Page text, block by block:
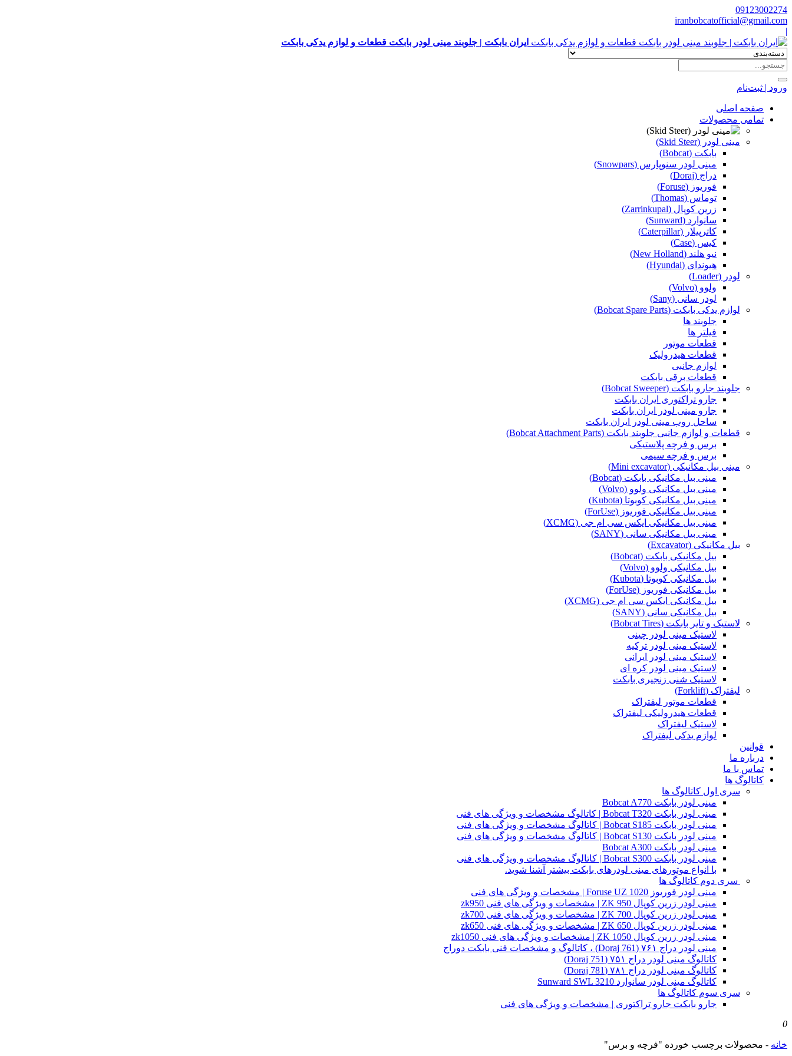
09123002274
iranbobcatofficial@gmail.com
|
ایران بابکت | جلوبند مینی لودر بابکت قطعات و لوازم یدکی بابکت
ورود | ثبت‌نام
صفحه اصلی
تمامی محصولات
مینی لودر (Skid Steer)
بابکت (Bobcat)
مینی لودر سنوپارس (Snowpars)
دراج (Doraj)
فوریوز (Foruse)
توماس (Thomas)
زرین کوپال (Zarrinkupal)
سانوارد (Sunward)
کاترپیلار (Caterpillar)
کیس (Case)
نیو هلند (New Holland)
هیوندای (Hyundai)
لودر (Loader)
ولوو (Volvo)
لودر سانی (Sany)
لوازم یدکی بابکت (Bobcat Spare Parts)
جلوبند ها
فیلتر ها
قطعات موتور
قطعات هیدرولیک
لوازم جانبی
قطعات برقی بابکت
جلوبند جارو بابکت (Bobcat Sweeper)
جارو تراکتوری ایران بابکت
جارو مینی لودر ایران بابکت
ساحل روب مینی لودر ایران بابکت
قطعات و لوازم جانبی جلوبند بابکت (Bobcat Attachment Parts)
برس و فرچه پلاستیکی
برس و فرچه سیمی
مینی بیل مکانیکی (Mini excavator)
مینی بیل مکانیکی بابکت (Bobcat)
مینی بیل مکانیکی ولوو (Volvo)
مینی بیل مکانیکی کوبوتا (Kubota)
مینی بیل مکانیکی فوریوز (ForUse)
مینی بیل مکانیکی ایکس سی ام جی (XCMG)
مینی بیل مکانیکی سانی (SANY)
بیل مکانیکی (Excavator)
بیل مکانیکی بابکت (Bobcat)
بیل مکانیکی ولوو (Volvo)
بیل مکانیکی کوبوتا (Kubota)
بیل مکانیکی فوریوز (ForUse)
بیل مکانیکی ایکس سی ام جی (XCMG)
بیل مکانیکی سانی (SANY)
لاستیک و تایر بابکت (Bobcat Tires)
لاستیک مینی لودر چینی
لاستیک مینی لودر ترکیه
لاستیک مینی لودر ایرانی
لاستیک مینی لودر کره ای
لاستیک شنی زنجیری بابکت
لیفتراک (Forklift)
قطعات موتور لیفتراک
قطعات هیدرولیکی لیفتراک
لاستیک لیفتراک
لوازم یدکی لیفتراک
قوانین
درباره ما
تماس با ما
کاتالوگ ها
سری اول کاتالوگ ها
مینی لودر بابکت Bobcat A770
مینی لودر بابکت Bobcat T320 | کاتالوگ مشخصات و ویژگی های فنی
مینی لودر بابکت Bobcat S185 | کاتالوگ مشخصات و ویژگی های فنی
مینی لودر بابکت Bobcat S130 | کاتالوگ مشخصات و ویژگی های فنی
مینی لودر بابکت Bobcat A300
مینی لودر بابکت Bobcat S300 | کاتالوگ مشخصات و ویژگی های فنی
با انواع موتورهای مینی لودرهای بابکت بیشتر آشنا شوید.
سری دوم کاتالوگ ها
مینی لودر فوریوز Foruse UZ 1020 | مشخصات و ویژگی های فنی
مینی لودر زرین کوپال ZK 950 | مشخصات و ویژگی های فنی zk950
مینی لودر زرین کوپال ZK 700 | مشخصات و ویژگی های فنی zk700
مینی لودر زرین کوپال ZK 650 | مشخصات و ویژگی های فنی zk650
مینی لودر زرین کوپال ZK 1050 | مشخصات و ویژگی های فنی zk1050
مینی لودر دراج ۷۶۱ (Doraj 761) ، کاتالوگ و مشخصات فنی بابکت دوراج
کاتالوگ مینی لودر دراج ۷۵۱ (Doraj 751)
کاتالوگ مینی لودر دراج ۷۸۱ (Doraj 781)
کاتالوگ مینی لودر سانوارد Sunward SWL 3210
سری سوم کاتالوگ ها
جارو بابکت جارو تراکتوری | مشخصات و ویژگی های فنی
0
خانه - محصولات برچسب خورده "فرچه و برس"